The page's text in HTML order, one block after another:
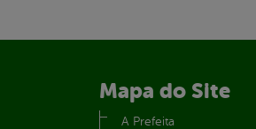
Mapa do Site
A Prefeita